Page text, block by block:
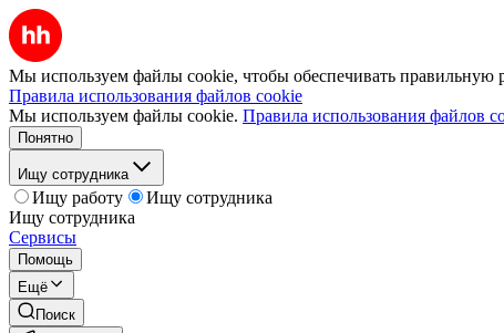
Мы используем файлы cookie, чтобы обеспечивать правильную
Правила использования файлов cookie
Мы используем файлы cookie. Правила использования файлов
Понятно
Ищу сотрудника
Ищу работу
Ищу сотрудника
Ищу сотрудника
Сервисы
Помощь
Ещё
Поиск